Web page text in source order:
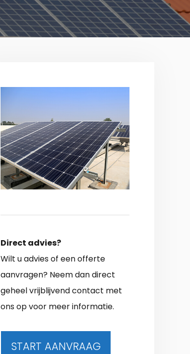
Direct advies?
Wilt u advies of een offerte
aanvragen? Neem dan direct
geheel vrijblijvend contact met
ons op voor meer informatie.
START AANVRAAG